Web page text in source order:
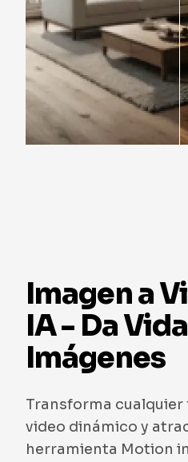
Imagen a
IA - Da
Imágenes
Transforma
video dinámico y
herramienta Motion